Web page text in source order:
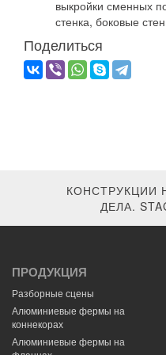
выкройки сменных
стенка, боковые
Поделиться
КОНСТРУКЦИИ
ДЕЛА.
ПРОДУКЦИЯ
Разборные сцены
Алюминиевые фермы на
коннекорах
Алюминиевые фермы на